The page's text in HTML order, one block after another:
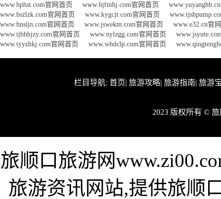
www.hphst.com官网首页
www.hjfmhj.com官网首页
www.bszlzk.com官网首页
www.kygcjt.com官网首页
www.hnsljn.com官网首页
www.jswekm.com官网首页
www.e32.cn官
www.tjbhhjzy.com官网首页
www.nylzgg.com官网首页
www.tyyzhkj.com官网首页
www.whdclp.com官网首页
栏目导航: 首页| 旅游攻略| 旅游指南| 旅游
2023 版权所有 ©
旅顺口旅游网
旅游资讯网站,提供旅顺